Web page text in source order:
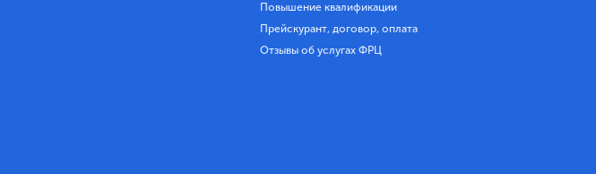
Повышение квалификации
Прейскурант, договор, оплата
Отзывы об услугах ФРЦ